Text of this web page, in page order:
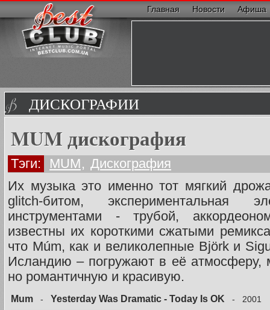
Главная Новости Афиша
ДИСКОГРАФИИ
MUM дискография
Тэги: MUM, Дискография
Их музыка это именно тот мягкий
glitch-битом, экспериментальная
инструментами - трубой,
известны их короткими сжатыми
что Múm, как и великолепные Björk и
Исландию – погружают в её атмосферу,
но романтичную и красивую.
Mum - Yesterday Was Dramatic - Today Is OK - 2001